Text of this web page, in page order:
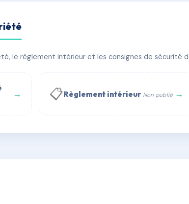
💬 WhatsApp
le règlement intérieur et les consignes de sécurité
→ 📋Règlement intérieur Non publié →
AC6809347 🇫🇷